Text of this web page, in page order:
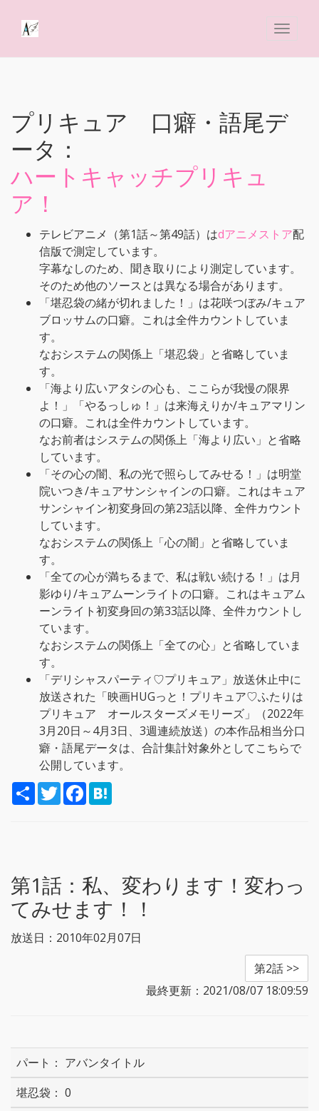
プリキュア 口癖・語尾デ
ータ：
ハートキャッチプリキュ
ア！
テレビアニメ（第1話～第49話）はdアニメストア配
信版で測定しています。
字幕なしのため、聞き取りにより測定しています。
そのため他のソースとは異なる場合があります。
「堪忍袋の緒が切れました！」は花咲つぼみ/キュア
ブロッサムの口癖。これは全件カウントしていま
す。
なおシステムの関係上「堪忍袋」と省略していま
す。
「海より広いアタシの心も、ここらが我慢の限界
よ！」「やるっしゅ！」は来海えりか/キュアマリン
の口癖。これは全件カウントしています。
なお前者はシステムの関係上「海より広い」と省略
しています。
「その心の闇、私の光で照らしてみせる！」は明堂
院いつき/キュアサンシャインの口癖。これはキュア
サンシャイン初変身回の第23話以降、全件カウント
しています。
なおシステムの関係上「心の闇」と省略していま
す。
「全ての心が満ちるまで、私は戦い続ける！」は月
影ゆり/キュアムーンライトの口癖。これはキュアム
ーンライト初変身回の第33話以降、全件カウントし
ています。
なおシステムの関係上「全ての心」と省略していま
す。
「デリシャスパーティ♡プリキュア」放送休止中に
放送された「映画HUGっと！プリキュア♡ふたりは
プリキュア オールスターズメモリーズ」（2022年
3月20日～4月3日、3週連続放送）の本作品相当分口
癖・語尾データは、合計集計対象外としてこちらで
公開しています。
S
h
T
w
F
a
第1話： 私、変わります！変わっ
てみせます！！
放送日：2010年02月07日
第2話 >>
最終更新：2021/08/07 18:09:59
アバンタイトル
0